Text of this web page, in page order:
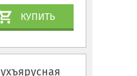
КУПИТЬ